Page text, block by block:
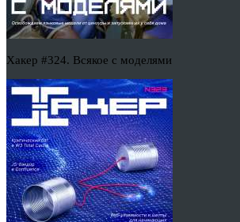
Хакер #324. Всякое с моделями